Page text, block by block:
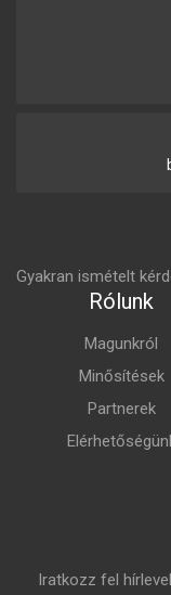
Gyakran ismételt
Rólunk
Magunkról
Minősítések
Partnerek
Iratkozz fel